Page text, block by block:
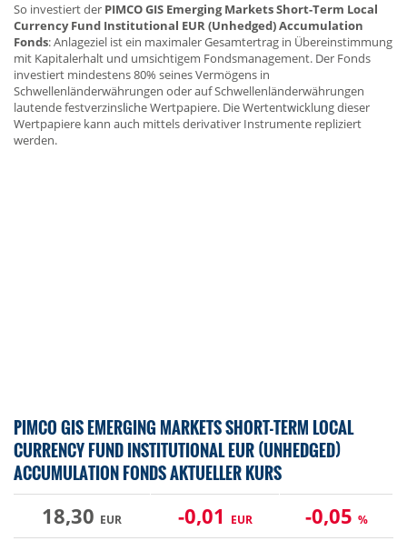
So investiert der PIMCO GIS Emerging Markets Short-Term Local
Currency Fund Institutional EUR (Unhedged) Accumulation
Fonds: Anlageziel ist ein maximaler Gesamtertrag in Übereinstimmung
mit Kapitalerhalt und umsichtigem Fondsmanagement. Der Fonds
investiert mindestens 80% seines Vermögens in
Schwellenländerwährungen oder auf Schwellenländerwährungen
lautende festverzinsliche Wertpapiere. Die Wertentwicklung dieser
Wertpapiere kann auch mittels derivativer Instrumente repliziert
werden.
PIMCO GIS EMERGING MARKETS SHORT-TERM LOCAL
CURRENCY FUND INSTITUTIONAL EUR (UNHEDGED)
ACCUMULATION FONDS AKTUELLER KURS
18,30 EUR -0,01 EUR -0,05 %